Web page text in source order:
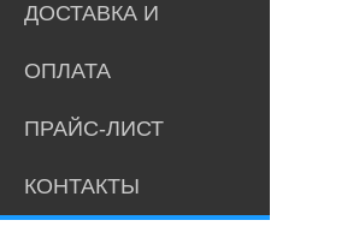
ДОСТАВКА И
ОПЛАТА
ПРАЙС-ЛИСТ
КОНТАКТЫ